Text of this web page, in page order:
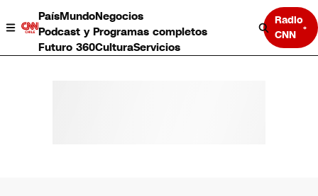
PaísMundoNegocios
Podcast y Programas completos
Futuro 360CulturaServicios
Radio
CNN